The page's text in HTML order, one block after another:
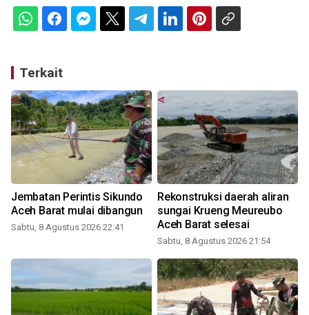
Terkait
Jembatan Perintis Sikundo
Aceh Barat mulai dibangun
Sabtu, 8 Agustus 2026 22:41
Rekonstruksi daerah aliran
sungai Krueng Meureubo
Aceh Barat selesai
Sabtu, 8 Agustus 2026 21:54